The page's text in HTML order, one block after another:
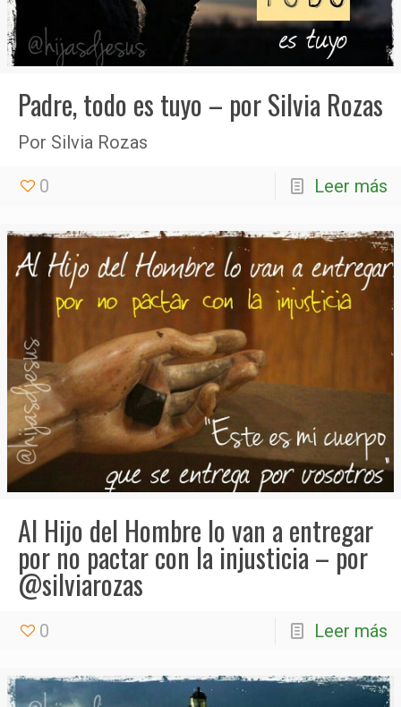
Padre, todo es tuyo – por Silvia Rozas
Por Silvia Rozas
0 Leer más
Al Hijo del Hombre lo van a entregar
por no pactar con la injusticia – por
@silviarozas
0 Leer más